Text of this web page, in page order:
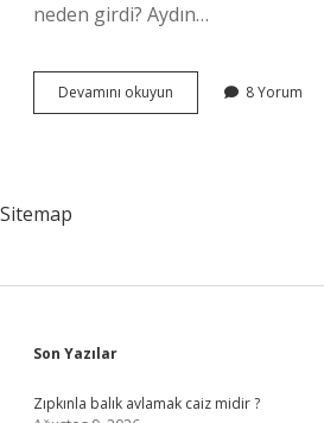
neden girdi? Aydın…
Devamını okuyun Sabahattin
Ali
8 Yorum
Sitemap
Sidebar
Son Yazılar
Zıpkınla balık avlamak caiz midir ?